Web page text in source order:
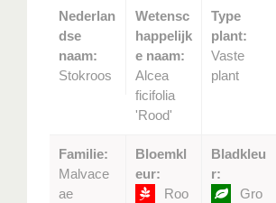
Nederlan
dse
naam:
Stokroos
Wetensc
happelijk
e naam:
Alcea
ficifolia
'Rood'
Type
plant:
Vaste
plant
Familie:
Malvace
ae
Bloemkl
eur:
Roo
Bladkleu
r:
Gro